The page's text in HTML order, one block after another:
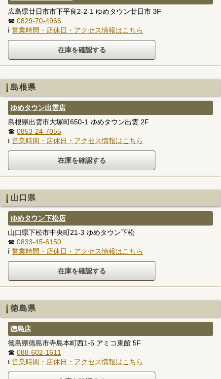
広島県廿日市市下平良2-2-1 ゆめタウン廿日市 3F
☎ 0829-70-4966
ℹ 営業時間・店休日・アクセス情報はこちら
島根県
ゆめタウン出雲店
島根県出雲市大塚町650-1 ゆめタウン出雲 2F
☎ 0853-24-7055
ℹ 営業時間・店休日・アクセス情報はこちら
山口県
ゆめタウン下松店
山口県下松市中央町21-3 ゆめタウン下松
☎ 0833-45-6150
ℹ 営業時間・店休日・アクセス情報はこちら
徳島県
徳島店
徳島県徳島市寺島本町西1-5 アミコ東館 5F
☎ 088-602-1611
ℹ 営業時間・店休日・アクセス情報はこちら